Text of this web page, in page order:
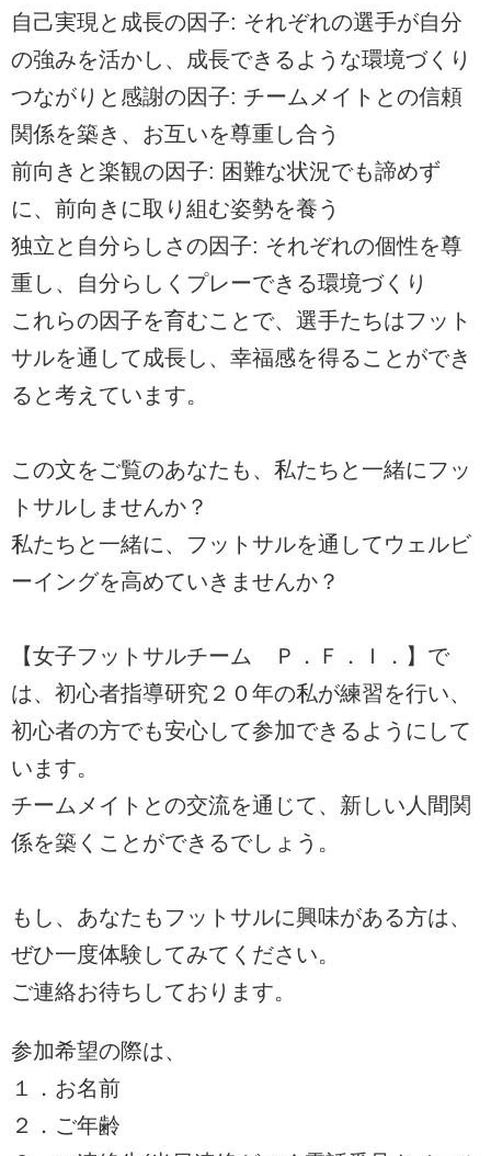
自己実現と成長の因子: それぞれの選手が自分
の強みを活かし、成長できるような環境づくり
つながりと感謝の因子: チームメイトとの信頼
関係を築き、お互いを尊重し合う
前向きと楽観の因子: 困難な状況でも諦めず
に、前向きに取り組む姿勢を養う
独立と自分らしさの因子: それぞれの個性を尊
重し、自分らしくプレーできる環境づくり
これらの因子を育むことで、選手たちはフット
サルを通して成長し、幸福感を得ることができ
ると考えています。
この文をご覧のあなたも、私たちと一緒にフッ
トサルしませんか？
私たちと一緒に、フットサルを通してウェルビ
ーイングを高めていきませんか？
【女子フットサルチーム Ｐ．Ｆ．Ｉ．】で
は、初心者指導研究２０年の私が練習を行い、
初心者の方でも安心して参加できるようにして
います。
チームメイトとの交流を通じて、新しい人間関
係を築くことができるでしょう。
もし、あなたもフットサルに興味がある方は、
ぜひ一度体験してみてください。
ご連絡お待ちしております。
参加希望の際は、
１．お名前
２．ご年齢